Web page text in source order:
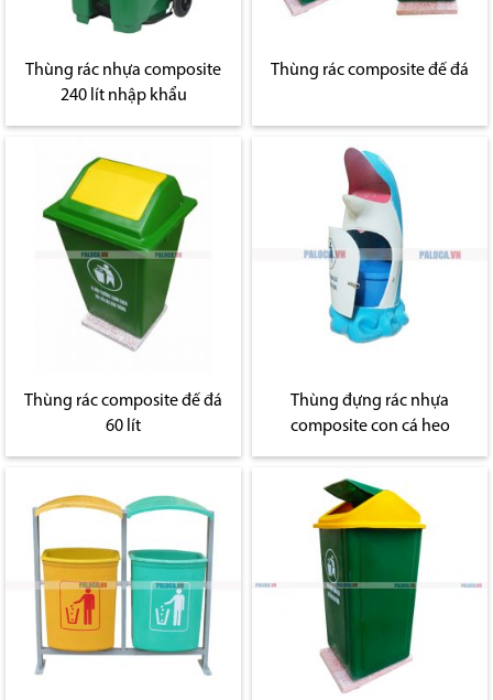
Thùng rác nhựa composite
240 lít nhập khẩu
Thùng rác composite đế đá
Thùng rác composite đế đá
60 lít
Thùng đựng rác nhựa
composite con cá heo